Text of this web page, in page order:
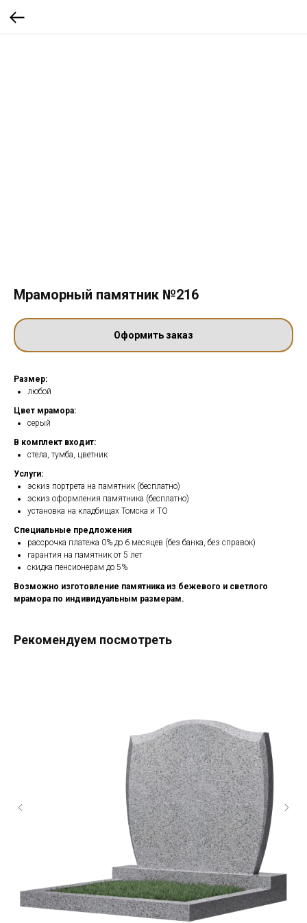
Мраморный памятник №216
Оформить заказ
Размер:
любой
Цвет мрамора:
серый
В комплект входит:
стела, тумба, цветник
Услуги:
эскиз портрета на памятник (бесплатно)
эскиз оформления памятника (бесплатно)
установка на кладбищах Томска и ТО
Специальные предложения
рассрочка платежа 0% до 6 месяцев (без банка, без справок)
гарантия на памятник от 5 лет
скидка пенсионерам до 5%
Возможно изготовление памятника из бежевого и светлого
мрамора по индивидуальным размерам.
Рекомендуем посмотреть